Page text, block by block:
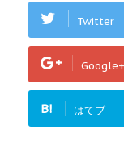
Twitter
Google+
B! はてブ